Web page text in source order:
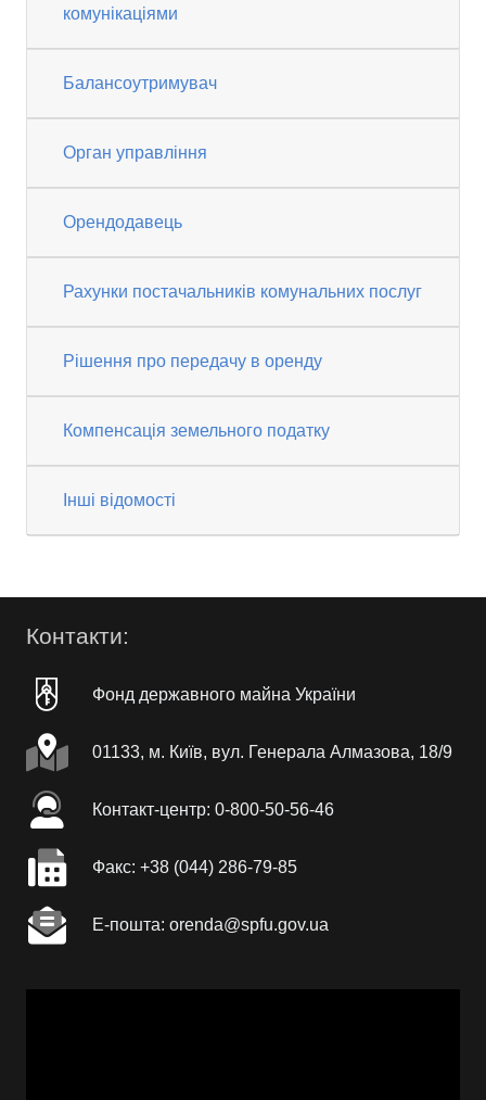
комунікаціями
Балансоутримувач
Орган управління
Орендодавець
Рахунки постачальників комунальних послуг
Рішення про передачу в оренду
Компенсація земельного податку
Інші відомості
Контакти:
Фонд державного майна України
01133, м. Київ, вул. Генерала Алмазова, 18/9
Контакт-центр: 0-800-50-56-46
Факc: +38 (044) 286-79-85
Е-пошта: orenda@spfu.gov.ua